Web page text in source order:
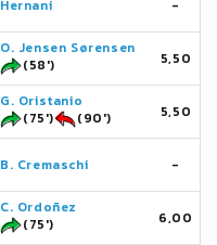
Hernani -
O. Jensen Sørensen
(58')
5,50
G. Oristanio
(75')
(90') 5,50
B. Cremaschi -
C. Ordoñez
(75')
6,00